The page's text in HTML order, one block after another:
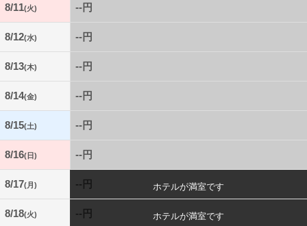
8/11(火) --円
8/12(水) --円
8/13(木) --円
8/14(金) --円
8/15(土) --円
8/16(日) --円
8/17(月) --円
8/18(火) --円